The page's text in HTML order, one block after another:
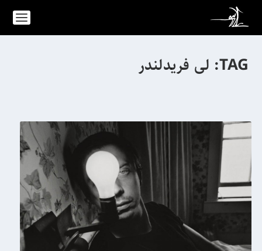
TAG: لی فریدلندر